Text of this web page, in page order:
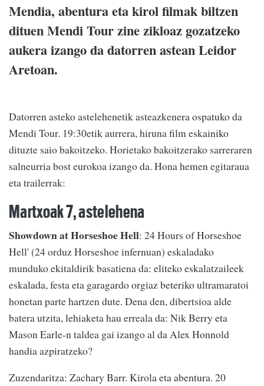
Mendia, abentura eta kirol filmak biltzen
dituen Mendi Tour zine zikloaz gozatzeko
aukera izango da datorren astean Leidor
Aretoan.
Datorren asteko astelehenetik asteazkenera ospatuko da
Mendi Tour. 19:30etik aurrera, hiruna film eskainiko
dituzte saio bakoitzeko. Horietako bakoitzerako sarreraren
salneurria bost eurokoa izango da. Hona hemen egitaraua
eta trailerrak:
Martxoak 7, astelehena
Showdown at Horseshoe Hell: 24 Hours of Horseshoe
Hell' (24 orduz Horseshoe infernuan) eskaladako
munduko ekitaldirik basatiena da: eliteko eskalatzaileek
eskalada, festa eta garagardo orgiaz beteriko ultramaratoi
honetan parte hartzen dute. Dena den, dibertsioa alde
batera utzita, lehiaketa hau erreala da: Nik Berry eta
Mason Earle-n taldea gai izango al da Alex Honnold
handia azpiratzeko?
Zuzendaritza: Zachary Barr. Kirola eta abentura. 20